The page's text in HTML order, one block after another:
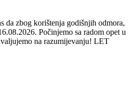
da zbog korištenja godišnjih odmora,
Počinjemo sa radom opet u
na razumijevanju! LET